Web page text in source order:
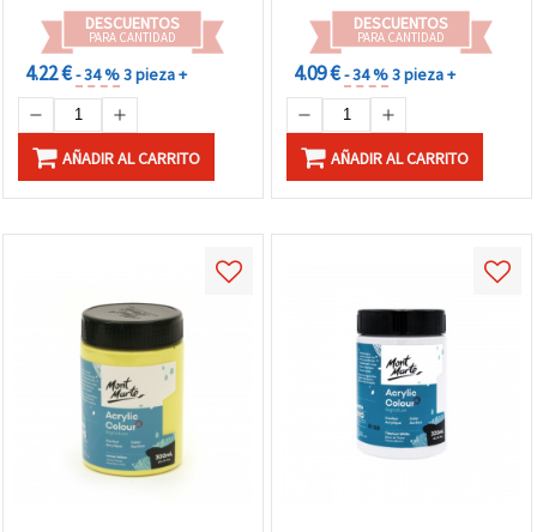
DESCUENTOS
PARA CANTIDAD
4.22 €- 34 %3 pieza +
AÑADIR AL CARRITO
DESCUENTOS
PARA CANTIDAD
4.09 €- 34 %3 pieza +
AÑADIR AL CARRITO